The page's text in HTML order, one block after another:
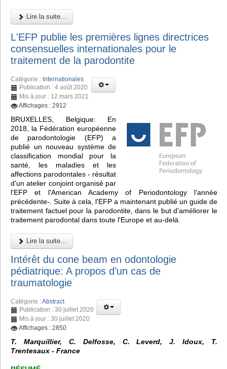
Lire la suite...
L'EFP publie les premières lignes directrices
consensuelles internationales pour le
traitement de la parodontite
Catégorie : Internationales
Publication : 4 août 2020
Mis à jour : 12 mars 2021
Affichages : 2912
BRUXELLES, Belgique: En
2018, la Fédération européenne
de parodontologie (EFP) a
publié un nouveau système de
classification mondial pour la
santé, les maladies et les
affections parodontales - résultat
d'un atelier conjoint organisé par
l'EFP et l'American Academy of Periodontology l'année
précédente-. Suite à cela, l'EFP a maintenant publié un guide de
traitement factuel pour la parodontite, dans le but d'améliorer le
traitement parodontal dans toute l'Europe et au-delà.
Lire la suite...
Intérêt du cone beam en odontologie
pédiatrique: A propos d’un cas de
traumatologie
Catégorie :Abstract
Publication : 30 juillet 2020
Mis à jour : 30 juillet 2020
Affichages : 2850
T. Marquillier, C. Delfosse, C. Leverd, J. Idoux, T.
Trentesaux - France